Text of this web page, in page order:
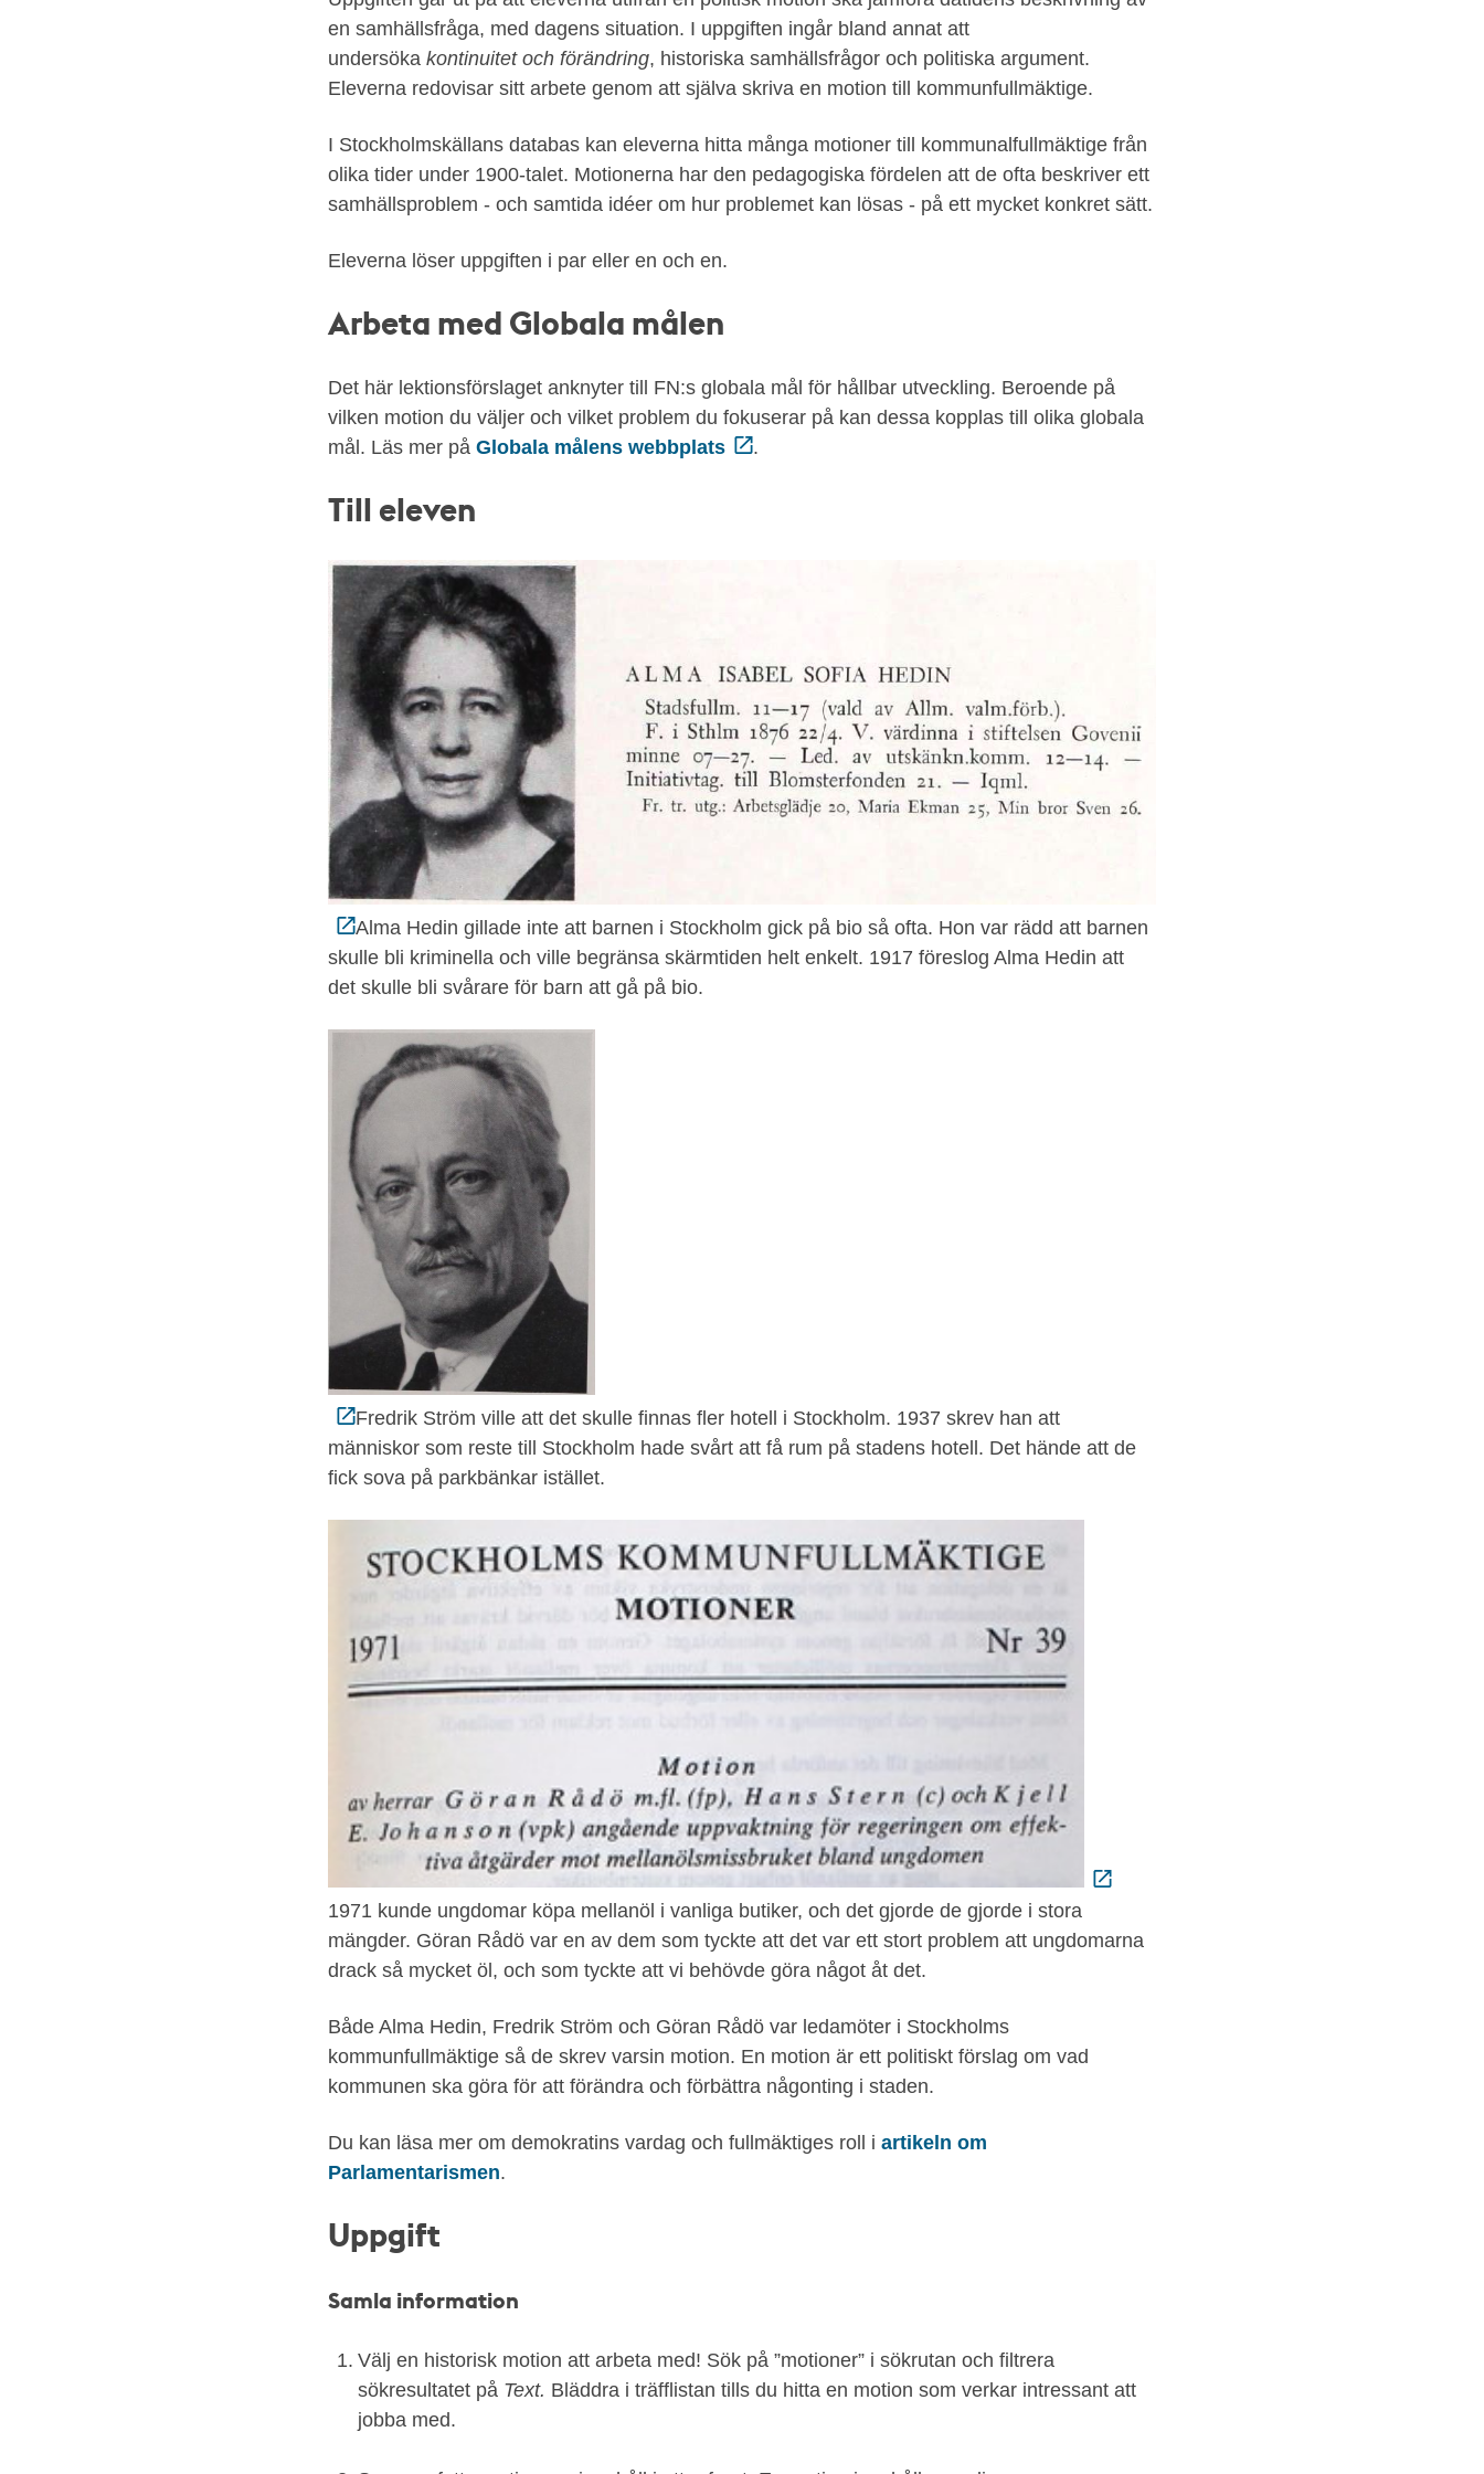
en samhällsfråga, med dagens situation. I uppgiften ingår bland annat att
undersöka kontinuitet och förändring, historiska samhällsfrågor och politiska argument.
Eleverna redovisar sitt arbete genom att själva skriva en motion till kommunfullmäktige.
I Stockholmskällans databas kan eleverna hitta många motioner till kommunalfullmäktige från
olika tider under 1900-talet. Motionerna har den pedagogiska fördelen att de ofta beskriver ett
samhällsproblem - och samtida idéer om hur problemet kan lösas - på ett mycket konkret sätt.
Eleverna löser uppgiften i par eller en och en.
Arbeta med Globala målen
Det här lektionsförslaget anknyter till FN:s globala mål för hållbar utveckling. Beroende på
vilken motion du väljer och vilket problem du fokuserar på kan dessa kopplas till olika globala
mål. Läs mer på Globala målens webbplats .
Till eleven
Alma Hedin gillade inte att barnen i Stockholm gick på bio så ofta. Hon var rädd att barnen
skulle bli kriminella och ville begränsa skärmtiden helt enkelt. 1917 föreslog Alma Hedin att
det skulle bli svårare för barn att gå på bio.
Fredrik Ström ville att det skulle finnas fler hotell i Stockholm. 1937 skrev han att
människor som reste till Stockholm hade svårt att få rum på stadens hotell. Det hände att de
fick sova på parkbänkar istället.
1971 kunde ungdomar köpa mellanöl i vanliga butiker, och det gjorde de gjorde i stora
mängder. Göran Rådö var en av dem som tyckte att det var ett stort problem att ungdomarna
drack så mycket öl, och som tyckte att vi behövde göra något åt det.
Både Alma Hedin, Fredrik Ström och Göran Rådö var ledamöter i Stockholms
kommunfullmäktige så de skrev varsin motion. En motion är ett politiskt förslag om vad
kommunen ska göra för att förändra och förbättra någonting i staden.
Du kan läsa mer om demokratins vardag och fullmäktiges roll i artikeln om
Parlamentarismen.
Uppgift
Samla information
Välj en historisk motion att arbeta med! Sök på ”motioner” i sökrutan och filtrera
sökresultatet på Text. Bläddra i träfflistan tills du hitta en motion som verkar intressant att
jobba med.